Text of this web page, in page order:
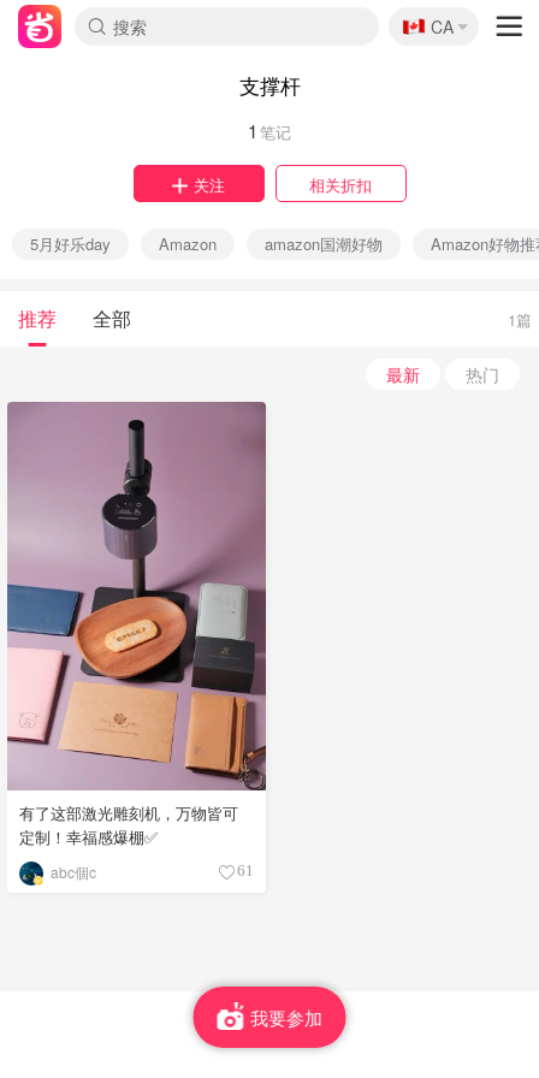
🇨🇦
CA
支撑杆
1 笔记
关注 相关折扣
5月好乐day Amazon amazon国潮好物 Amazon好物
推荐 全部 1篇
最新 热门
有了这部激光雕刻机，万物皆可
定制！幸福感爆棚✅
abc個c 61
我要参加